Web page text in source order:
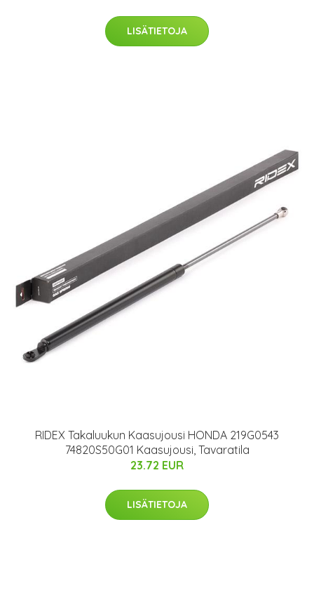
LISÄTIETOJA
RIDEX Takaluukun Kaasujousi HONDA 219G0543
74820S50G01 Kaasujousi, Tavaratila
23.72 EUR
LISÄTIETOJA